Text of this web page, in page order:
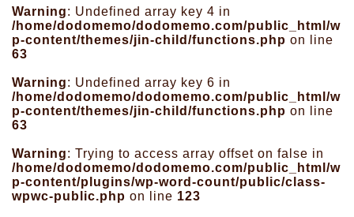
Warning: Undefined array key 4 in
/home/dodomemo/dodomemo.com/public_html/w
p-content/themes/jin-child/functions.php on line
63
Warning: Undefined array key 6 in
/home/dodomemo/dodomemo.com/public_html/w
p-content/themes/jin-child/functions.php on line
63
Warning: Trying to access array offset on false in
/home/dodomemo/dodomemo.com/public_html/w
p-content/plugins/wp-word-count/public/class-
wpwc-public.php on line 123